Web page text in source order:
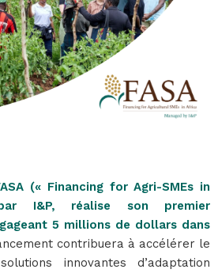
(« Financing for Agri-SMEs in
I&P, réalise son premier
5 millions de dollars dans
contribuera à accélérer le
innovantes d’adaptation